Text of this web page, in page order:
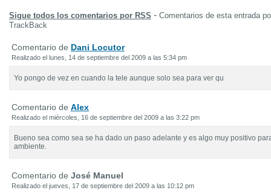
Sigue todos los comentarios por RSS - Comentarios de esta entrada
TrackBack
Comentario de Dani Locutor
Realizado el lunes, 14 de septiembre del 2009 a las 5:34 pm
Yo pongo de vez en cuando la tele aunque solo sea para ver qu
Comentario de Alex
Realizado el miércoles, 16 de septiembre del 2009 a las 3:22 pm
Bueno sea como sea se ha dado un paso adelante y es algo muy positivo
ambiente.
Comentario de José Manuel
Realizado el jueves, 17 de septiembre del 2009 a las 10:12 pm